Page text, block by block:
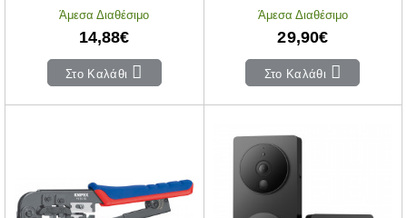
Άμεσα Διαθέσιμο
14,88€
Στο Καλάθι
Άμεσα Διαθέσιμο
29,90€
Στο Καλάθι